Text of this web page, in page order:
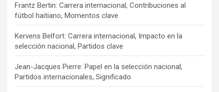
Frantz Bertin: Carrera internacional, Contribuciones al
fútbol haitiano, Momentos clave
Kervens Belfort: Carrera internacional, Impacto en la
selección nacional, Partidos clave
Jean-Jacques Pierre: Papel en la selección nacional,
Partidos internacionales, Significado